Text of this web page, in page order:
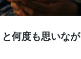
と何度も思いな